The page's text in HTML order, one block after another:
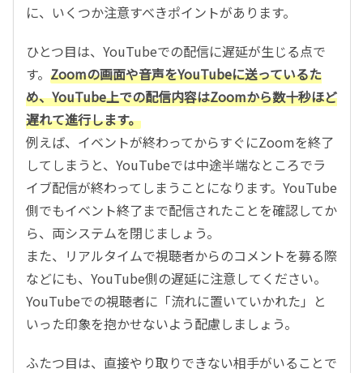
に、いくつか注意すべきポイントがあります。
ひとつ目は、YouTubeでの配信に遅延が生じる点で
す。 Zoomの画面や音声をYouTubeに送っているた
め、YouTube上での配信内容はZoomから数十秒ほど
遅れて進行します。
例えば、イベントが終わってからすぐにZoomを終了
してしまうと、YouTubeでは中途半端なところでラ
イブ配信が終わってしまうことになります。YouTube
側でもイベント終了まで配信されたことを確認してか
ら、両システムを閉じましょう。
また、リアルタイムで視聴者からのコメントを募る際
などにも、YouTube側の遅延に注意してください。
YouTubeでの視聴者に「流れに置いていかれた」と
いった印象を抱かせないよう配慮しましょう。
ふたつ目は、直接やり取りできない相手がいることで